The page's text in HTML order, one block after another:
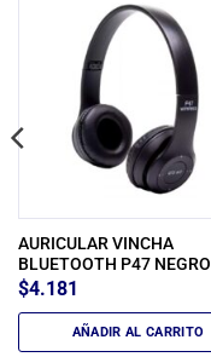
AURICULAR VINCHA
BLUETOOTH P47 NEGRO
$4.181
AÑADIR AL CARRITO